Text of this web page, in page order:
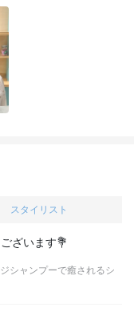
スタイリスト
ざいます💐
シャンプーで癒されるシ